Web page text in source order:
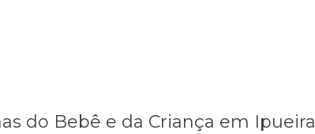
do Bebê e da Criança em Ipueira